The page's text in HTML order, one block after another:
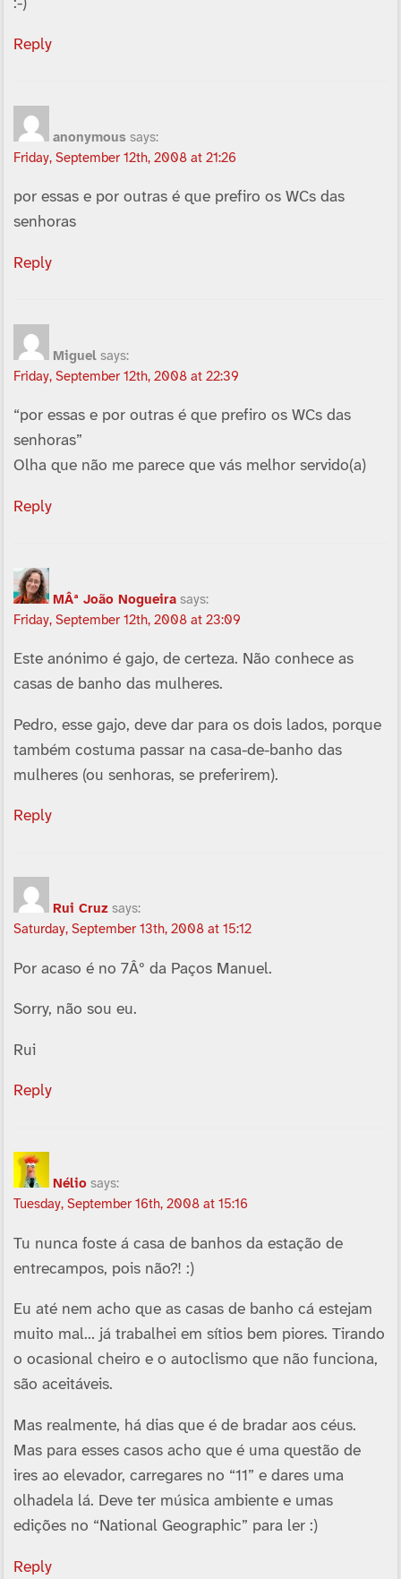
:-)
Reply
anonymous says:
Friday, September 12th, 2008 at 21:26
por essas e por outras é que prefiro os WCs das
senhoras
Reply
Miguel says:
Friday, September 12th, 2008 at 22:39
“por essas e por outras é que prefiro os WCs das
senhoras”
Olha que não me parece que vás melhor servido(a)
Reply
MÂª João Nogueira says:
Friday, September 12th, 2008 at 23:09
Este anónimo é gajo, de certeza. Não conhece as
casas de banho das mulheres.
Pedro, esse gajo, deve dar para os dois lados, porque
também costuma passar na casa-de-banho das
mulheres (ou senhoras, se preferirem).
Reply
Rui Cruz says:
Saturday, September 13th, 2008 at 15:12
Por acaso é no 7Âº da Paços Manuel.
Sorry, não sou eu.
Rui
Reply
Nélio says:
Tuesday, September 16th, 2008 at 15:16
Tu nunca foste á casa de banhos da estação de
entrecampos, pois não?! :)
Eu até nem acho que as casas de banho cá estejam
muito mal… já trabalhei em sí­tios bem piores. Tirando
o ocasional cheiro e o autoclismo que não funciona,
são aceitáveis.
Mas realmente, há dias que é de bradar aos céus.
Mas para esses casos acho que é uma questão de
ires ao elevador, carregares no “11” e dares uma
olhadela lá. Deve ter música ambiente e umas
edições no “National Geographic” para ler :)
Reply